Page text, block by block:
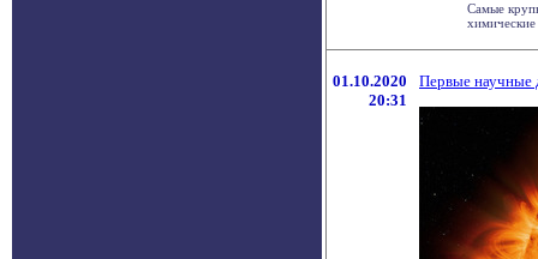
Самые
01.10.2020
20:31
Первые научные